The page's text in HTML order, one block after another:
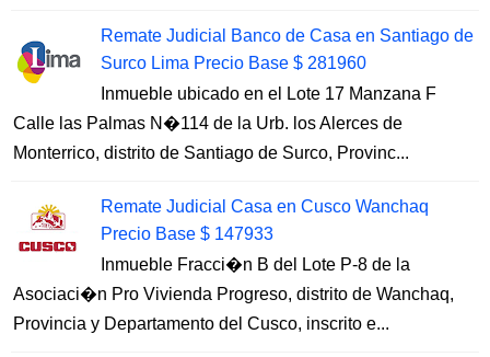
Remate Judicial Banco de Casa en Santiago de
Surco Lima Precio Base $ 281960
Inmueble ubicado en el Lote 17 Manzana F
Calle las Palmas N�114 de la Urb. los Alerces de
Monterrico, distrito de Santiago de Surco, Provinc...
Remate Judicial Casa en Cusco Wanchaq
Precio Base $ 147933
Inmueble Fracci�n B del Lote P-8 de la
Asociaci�n Pro Vivienda Progreso, distrito de Wanchaq,
Provincia y Departamento del Cusco, inscrito e...